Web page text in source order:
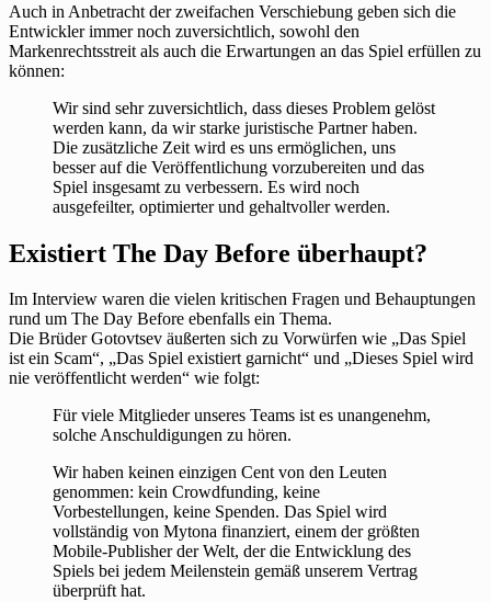
Auch in Anbetracht der zweifachen Verschiebung geben sich die
Entwickler immer noch zuversichtlich, sowohl den
Markenrechtsstreit als auch die Erwartungen an das Spiel erfüllen zu
können:
Wir sind sehr zuversichtlich, dass dieses Problem gelöst
werden kann, da wir starke juristische Partner haben.
Die zusätzliche Zeit wird es uns ermöglichen, uns
besser auf die Veröffentlichung vorzubereiten und das
Spiel insgesamt zu verbessern. Es wird noch
ausgefeilter, optimierter und gehaltvoller werden.
Existiert The Day Before überhaupt?
Im Interview waren die vielen kritischen Fragen und Behauptungen
rund um The Day Before ebenfalls ein Thema.
Die Brüder Gotovtsev äußerten sich zu Vorwürfen wie „Das Spiel
ist ein Scam“, „Das Spiel existiert garnicht“ und „Dieses Spiel wird
nie veröffentlicht werden“ wie folgt:
Für viele Mitglieder unseres Teams ist es unangenehm,
solche Anschuldigungen zu hören.
Wir haben keinen einzigen Cent von den Leuten
genommen: kein Crowdfunding, keine
Vorbestellungen, keine Spenden. Das Spiel wird
vollständig von Mytona finanziert, einem der größten
Mobile-Publisher der Welt, der die Entwicklung des
Spiels bei jedem Meilenstein gemäß unserem Vertrag
überprüft hat.